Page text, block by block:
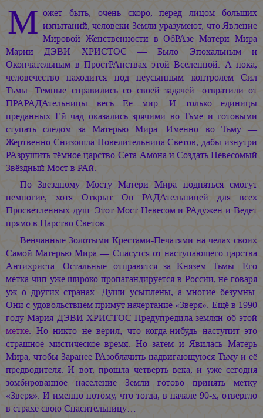
М ожет быть, очень скоро, перед лицом больших
изпытаний, человеки Земли уразумеют, что Явление
Мировой Женственности в ОбРАзе Матери Мира
Марии ДЭВИ ХРИСТОС — Было Эпохальным и
Окончательным в ПростРАнствах этой Вселенной. А пока,
человечество находится под неусыпным контролем Сил
Тьмы. Тёмные справились со своей задачей: отвратили от
ПРАРАДАтельницы весь Её мир. И только единицы
преданных Ей чад оказались зрячими во Тьме и готовыми
ступать следом за Матерью Мира. Именно во Тьму —
Жертвенно Снизошла Повелительница Светов, дабы изнутри
РАзрушить тёмное царство Сета-Амона и Создать Невесомый
Звёздный Мост в РАй.
По Звёздному Мосту Матери Мира подняться смогут
немногие, хотя Открыт Он РАДАтельницей для всех
Просветлённых душ. Этот Мост Невесом и РАдужен и Ведёт
прямо в Царство Светов.
Венчанные Золотыми Крестами-Печатями на челах своих
Самой Матерью Мира — Спасутся от наступающего царства
Антихриста. Остальные отправятся за Князем Тьмы. Его
метка-чип уже широко пропагандируется в России, не говаря
уж о других странах. Души усыплены, а многие безумны.
Они с удовольствием примут начертание «Зверя». Ещё в 1990
годуМария ДЭВИ ХРИСТОС Предупредила землян об этой
метке. Но никто не верил, что когда-нибудь наступит это
страшное мистическое время. Но затем и Явилась Матерь
Мира, чтобы Заранее РАзоблачить надвигающуюся Тьму и её
предводителя. И вот, прошла четверть века, и уже сегодня
зомбированное население Земли готово принять метку
«Зверя». И именно потому, что тогда, в начале 90-х, отвергло
в страхе свою Спасительницу…